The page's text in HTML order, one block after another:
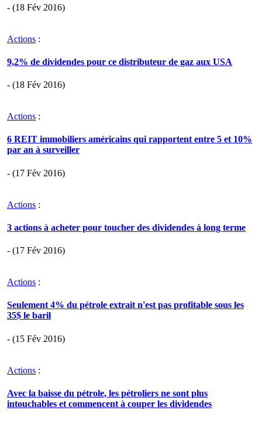
- (18 Fév 2016)
Actions :
9,2% de dividendes pour ce distributeur de gaz aux USA
- (18 Fév 2016)
Actions :
6 REIT immobiliers américains qui rapportent entre 5 et 10%
par an à surveiller
- (17 Fév 2016)
Actions :
3 actions à acheter pour toucher des dividendes à long terme
- (17 Fév 2016)
Actions :
Seulement 4% du pétrole extrait n'est pas profitable sous les
35$ le baril
- (15 Fév 2016)
Actions :
Avec la baisse du pétrole, les pétroliers ne sont plus
intouchables et commencent à couper les dividendes